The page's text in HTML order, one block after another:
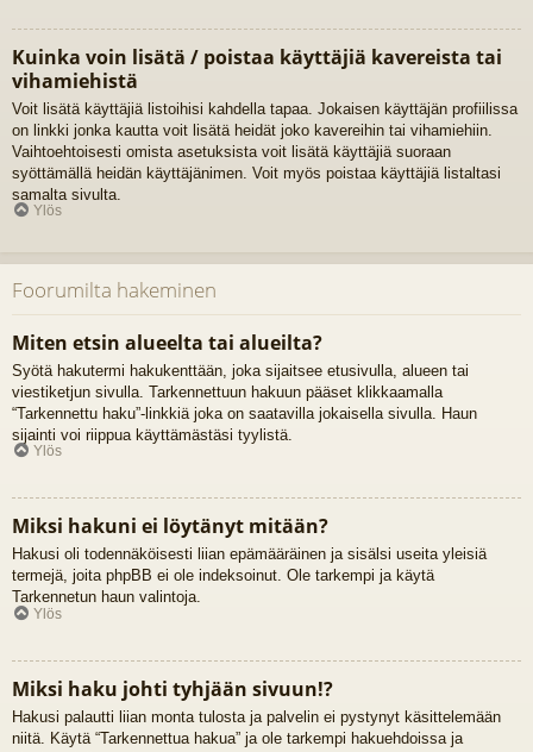
Kuinka voin lisätä / poistaa käyttäjiä kavereista tai
vihamiehistä
Voit lisätä käyttäjiä listoihisi kahdella tapaa. Jokaisen käyttäjän profiilissa
on linkki jonka kautta voit lisätä heidät joko kavereihin tai vihamiehiin.
Vaihtoehtoisesti omista asetuksista voit lisätä käyttäjiä suoraan
syöttämällä heidän käyttäjänimen. Voit myös poistaa käyttäjiä listaltasi
samalta sivulta.
Ylös
Foorumilta hakeminen
Miten etsin alueelta tai alueilta?
Syötä hakutermi hakukenttään, joka sijaitsee etusivulla, alueen tai
viestiketjun sivulla. Tarkennettuun hakuun pääset klikkaamalla
“Tarkennettu haku”-linkkiä joka on saatavilla jokaisella sivulla. Haun
sijainti voi riippua käyttämästäsi tyylistä.
Ylös
Miksi hakuni ei löytänyt mitään?
Hakusi oli todennäköisesti liian epämääräinen ja sisälsi useita yleisiä
termejä, joita phpBB ei ole indeksoinut. Ole tarkempi ja käytä
Tarkennetun haun valintoja.
Ylös
Miksi haku johti tyhjään sivuun!?
Hakusi palautti liian monta tulosta ja palvelin ei pystynyt käsittelemään
niitä. Käytä “Tarkennettua hakua” ja ole tarkempi hakuehdoissa ja